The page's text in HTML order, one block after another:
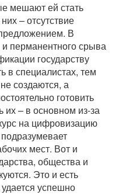
мешают ей стать
– отсутствие
В
перманентного срыва
государству
в специалистах, тем
создаются, а
готовить
их – в основном из-за
на цифровизацию
мест. Вот и
общества и
Это и есть
успешно